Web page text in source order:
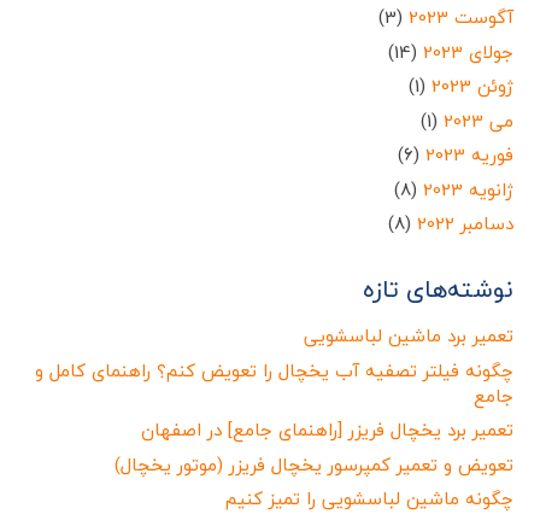
آگوست 2023
(3)
جولای 2023
(14)
ژوئن 2023
(1)
می 2023
(1)
فوریه 2023
(6)
ژانویه 2023
(8)
دسامبر 2022
(8)
نوشته‌های تازه
تعمیر برد ماشین لباسشویی
چگونه فیلتر تصفیه آب یخچال را تعویض کنم؟ راهنمای کامل و
جامع
تعمیر برد یخچال فریزر [راهنمای جامع] در اصفهان
تعویض و تعمیر کمپرسور یخچال فریزر (موتور یخچال)
چگونه ماشین لباسشویی را تمیز کنیم